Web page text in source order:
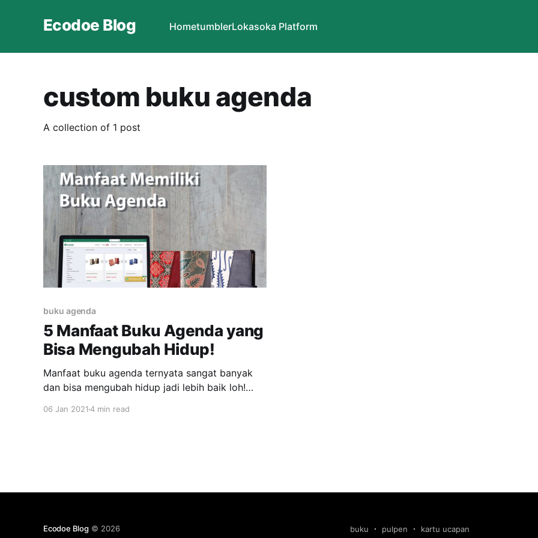
Ecodoe Blog HometumblerLokasoka Platform
custom buku agenda
A collection of 1 post
buku agenda
5 Manfaat Buku Agenda yang
Bisa Mengubah Hidup!
Manfaat buku agenda ternyata sangat banyak
dan bisa mengubah hidup jadi lebih baik loh!
06 Jan 20214 min read
Ecodoe Blog© 2026 buku pulpen kartu ucapan